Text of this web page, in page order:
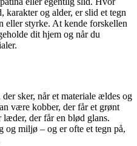
karakter og alder, er slid et tegn
eller styrke. At kende forskellen
dit hjem og når du
sker, når et materiale ældes og
være kobber, der får et grønt
der får en blød glans.
og miljø – og er ofte et tegn på,